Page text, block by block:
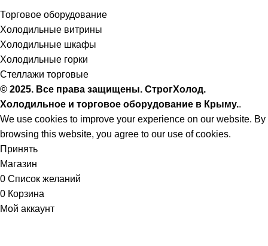
Торговое оборудование
Холодильные витрины
Холодильные шкафы
Холодильные горки
Стеллажи торговые
© 2025. Все права защищены. СтрогХолод.
Холодильное и торговое оборудование в Крыму..
We use cookies to improve your experience on our website. By
browsing this website, you agree to our use of cookies.
Принять
Магазин
0 Список желаний
0 Корзина
Мой аккаунт